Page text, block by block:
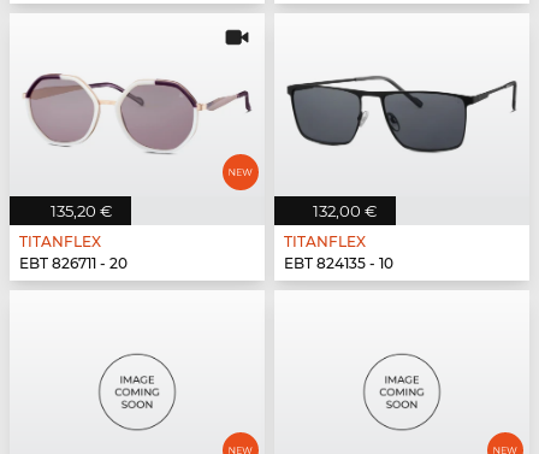
135,20 €
TITANFLEX
EBT 826711 - 20
132,00 €
TITANFLEX
EBT 824135 - 10